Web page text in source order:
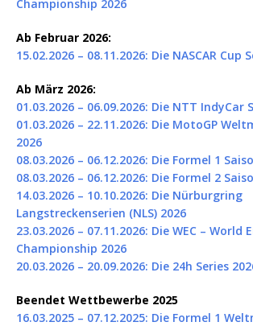
Championship 2026
Ab Februar 2026:
15.02.2026 – 08.11.2026: Die NASCAR Cup
Ab März 2026:
01.03.2026 – 06.09.2026: Die NTT IndyCar
01.03.2026 – 22.11.2026: Die MotoGP
2026
08.03.2026 – 06.12.2026: Die Formel 1
08.03.2026 – 06.12.2026: Die Formel 2
14.03.2026 – 10.10.2026: Die Nürburgring
Langstreckenserien (NLS) 2026
23.03.2026 – 07.11.2026: Die WEC – World
Championship 2026
20.03.2026 – 20.09.2026: Die 24h Series
Beendet Wettbewerbe 2025
16.03.2025 – 07.12.2025: Die Formel 1